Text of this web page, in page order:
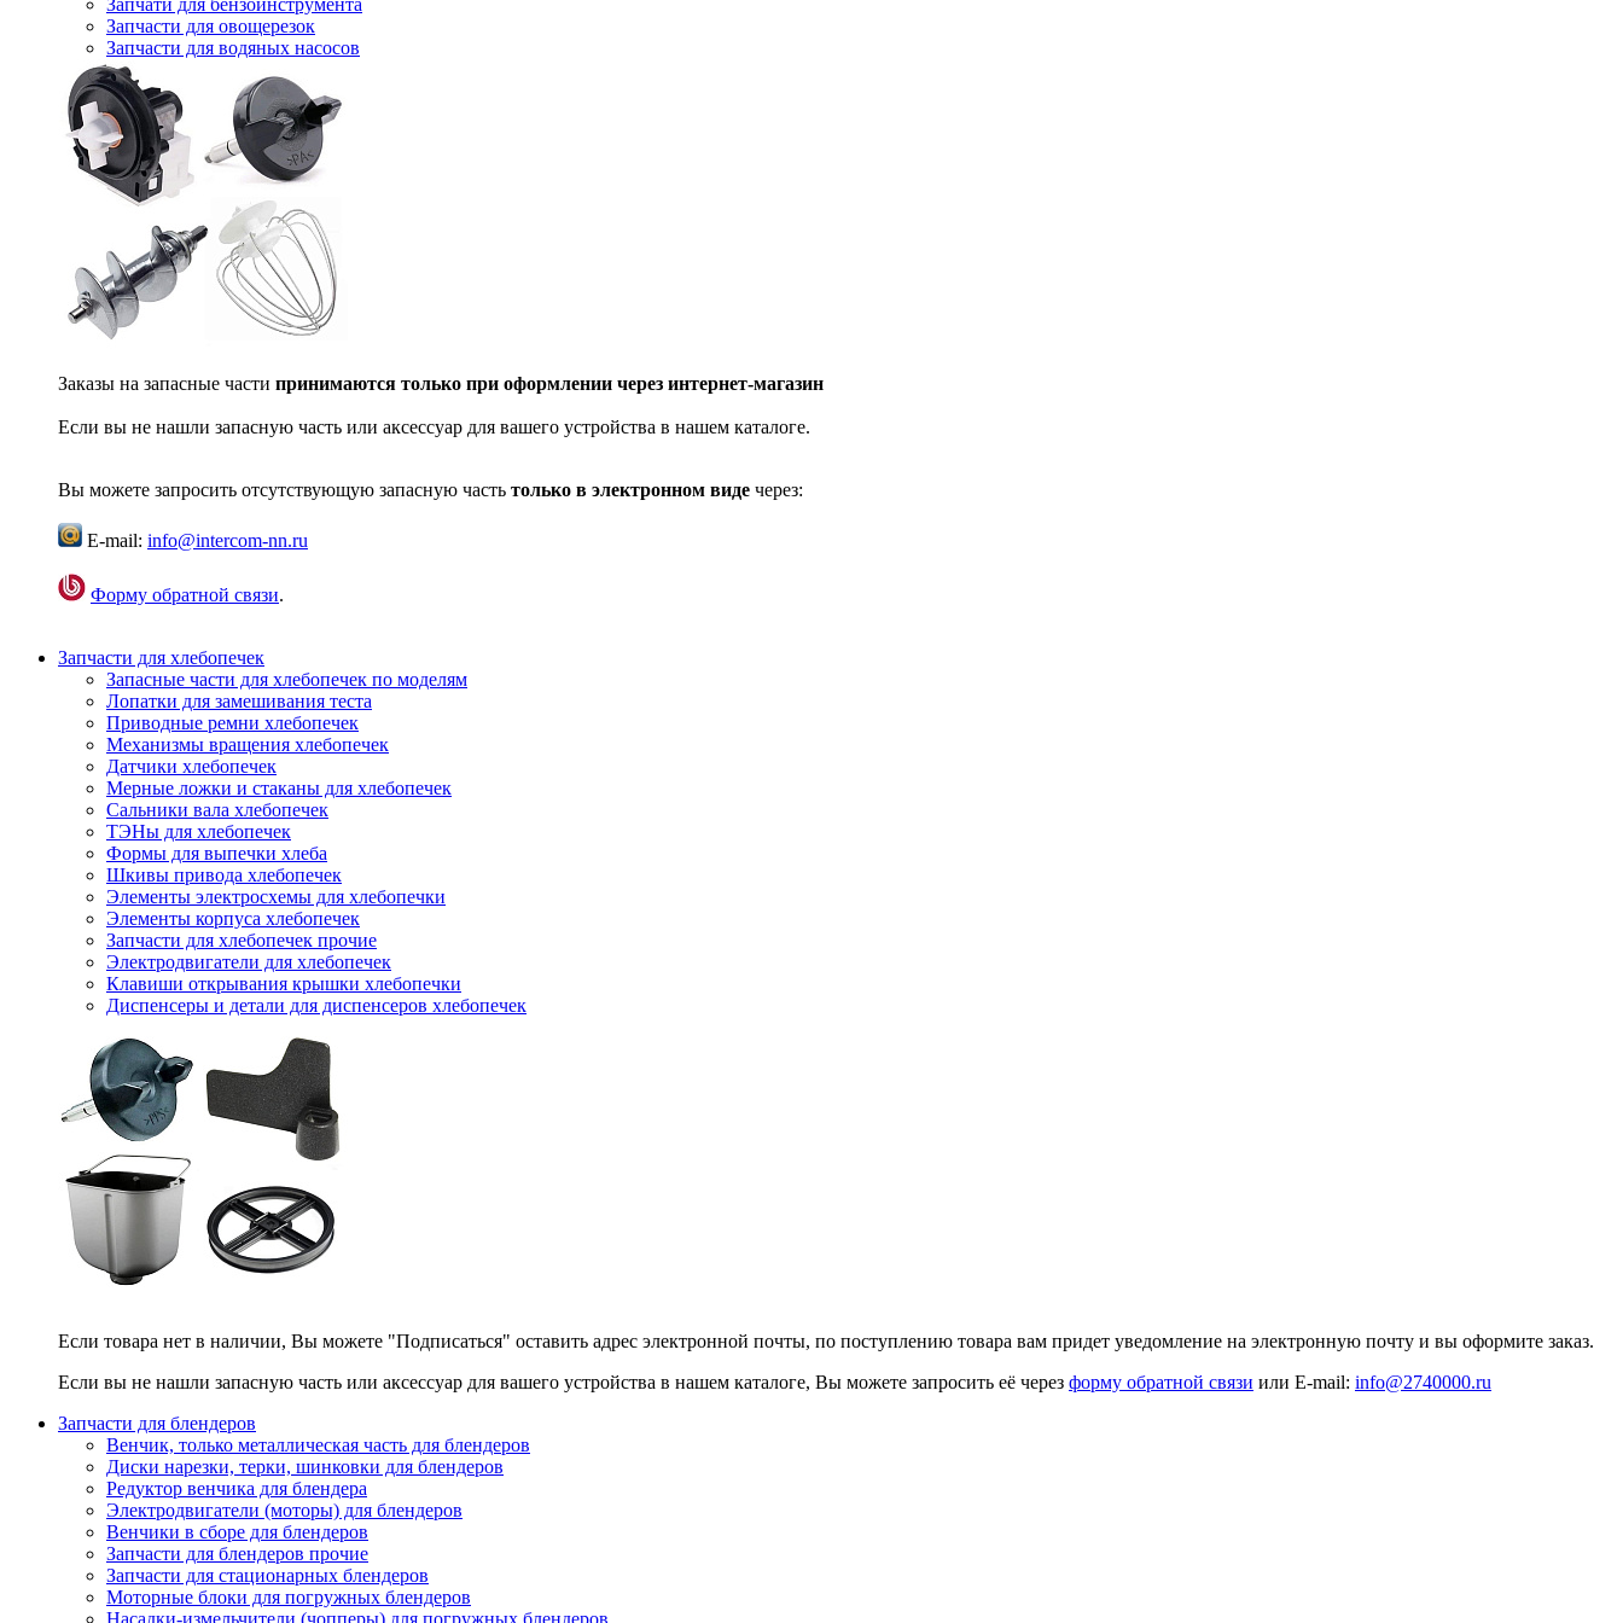
Запчати для бензоинструмента
Запчасти для овощерезок
Запчасти для водяных насосов
Заказы на запасные части принимаются только при оформлении через интернет-магазин
Если вы не нашли запасную часть или аксессуар для вашего устройства в нашем каталоге.
Вы можете запросить отсутствующую запасную часть только в электронном виде через:
E-mail: info@intercom-nn.ru
Форму обратной связи.
Запчасти для хлебопечек
Запасные части для хлебопечек по моделям
Лопатки для замешивания теста
Приводные ремни хлебопечек
Механизмы вращения хлебопечек
Датчики хлебопечек
Мерные ложки и стаканы для хлебопечек
Сальники вала хлебопечек
ТЭНы для хлебопечек
Формы для выпечки хлеба
Шкивы привода хлебопечек
Элементы электросхемы для хлебопечки
Элементы корпуса хлебопечек
Запчасти для хлебопечек прочие
Электродвигатели для хлебопечек
Клавиши открывания крышки хлебопечки
Диспенсеры и детали для диспенсеров хлебопечек
Если товара нет в наличии, Вы можете "Подписаться" оставить адрес электронной почты, по поступлению товара вам придет уведомление на электронную почту и вы оформите заказ.
Если вы не нашли запасную часть или аксессуар для вашего устройства в нашем каталоге, Вы можете запросить её через форму обратной связи или E-mail: info@2740000.ru
Запчасти для блендеров
Венчик, только металлическая часть для блендеров
Диски нарезки, терки, шинковки для блендеров
Редуктор венчика для блендера
Электродвигатели (моторы) для блендеров
Венчики в сборе для блендеров
Запчасти для блендеров прочие
Запчасти для стационарных блендеров
Моторные блоки для погружных блендеров
Насадки-измельчители (чопперы) для погружных блендеров